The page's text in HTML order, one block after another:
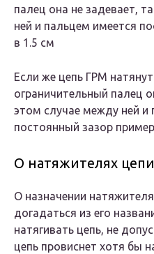
палец она не задевает,
ней и пальцем имеется
в 1.5 см
Если же цепь ГРМ
ограничительный палец
этом случае между ней и
постоянный зазор
О натяжителях
О назначении
догадаться из его
натягивать цепь, не
цепь провиснет хотя бы